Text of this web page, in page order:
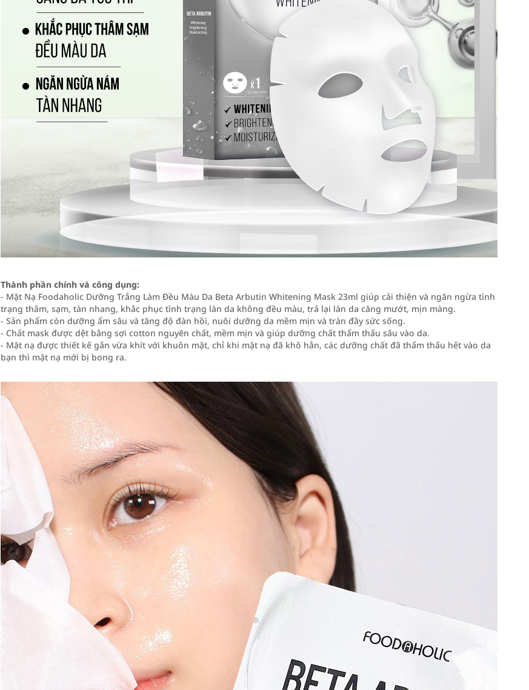
Thành phần chính và công dụng:
- Mặt Nạ Foodaholic Dưỡng Trắng Làm Đều Màu Da Beta Arbutin Whitening Mask 23ml giúp cải thiện và ngăn ngừa tình
trạng thâm, sạm, tàn nhang, khắc phục tình trạng làn da không đều màu, trả lại làn da căng mướt, mịn màng.
- Sản phẩm còn dưỡng ẩm sâu và tăng độ đàn hồi, nuôi dưỡng da mềm mịn và tràn đầy sức sống.
- Chất mask được dệt bằng sợi cotton nguyên chất, mềm mịn và giúp dưỡng chất thẩm thấu sâu vào da.
- Mặt nạ được thiết kế gắn vừa khít với khuôn mặt, chỉ khi mặt nạ đã khô hẳn, các dưỡng chất đã thẩm thấu hết vào da
bạn thì mặt nạ mới bị bong ra.